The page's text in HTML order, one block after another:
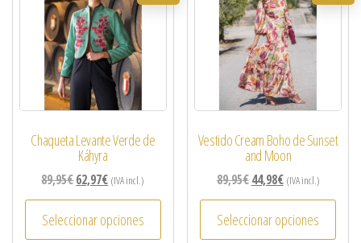
Chaqueta Levante Verde de
Káhyra
89,95€62,97€ (IVA incl.)
Seleccionar opciones
Vestido Cream Boho de Sunset
and Moon
89,95€ 44,98€ (IVA incl.)
Seleccionar opciones